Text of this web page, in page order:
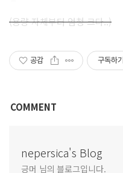
(용량 자체부터 엄청 크다..)
공감 구독하기
COMMENT
nepersica's Blog
긍머 님의 블로그입니다.